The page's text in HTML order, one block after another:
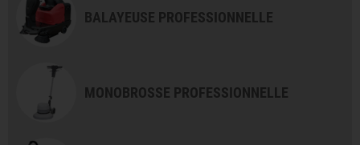
BALAYEUSE PROFESSIONNELLE
MONOBROSSE PROFESSIONNELLE